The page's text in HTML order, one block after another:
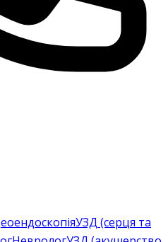
УЗД (серця та